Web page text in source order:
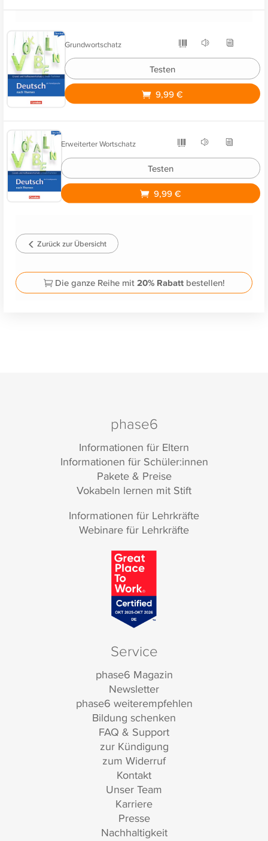
Grundwortschatz
Testen
9,99 €
Erweiterter Wortschatz
Testen
9,99 €
Zurück zur Übersicht
Die ganze Reihe mit20% Rabattbestellen!
phase6
Informationen für Eltern
Informationen für Schüler:innen
Pakete & Preise
Vokabeln lernen mit Stift
Informationen für Lehrkräfte
Webinare für Lehrkräfte
Service
phase6 Magazin
Newsletter
phase6 weiterempfehlen
Bildung schenken
FAQ & Support
zur Kündigung
zum Widerruf
Kontakt
Unser Team
Karriere
Presse
Nachhaltigkeit